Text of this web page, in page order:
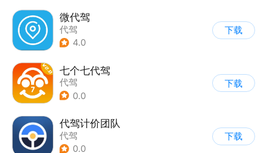
微代驾
代驾
4.0
下载
七个七代驾
代驾
0.0
下载
代驾计价团队
代驾
0.0
下载